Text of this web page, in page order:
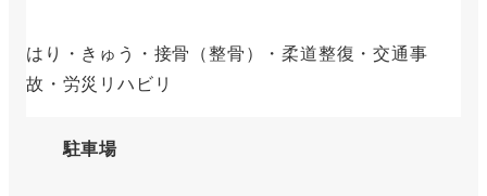
はり・きゅう・接骨（整骨）・柔道整復・交通事
故・労災リハビリ
駐車場